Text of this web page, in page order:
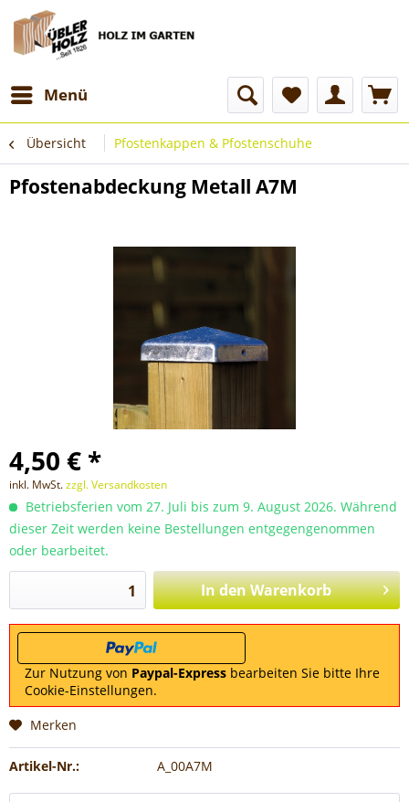
Menü
Übersicht Pfostenkappen & Pfostenschuhe
Pfostenabdeckung Metall A7M
4,50 € *
inkl. MwSt.zzgl. Versandkosten
Betriebsferien vom 27. Juli bis zum 9. August 2026. Während
dieser Zeit werden keine Bestellungen entgegengenommen
oder bearbeitet.
In denWarenkorb
Zur Nutzung von Paypal-Express bearbeiten Sie bitte Ihre
Cookie-Einstellungen.
Merken
Artikel-Nr.: A_00A7M